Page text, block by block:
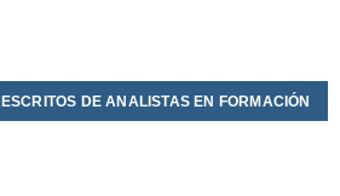
ESCRITOS DE ANALISTAS EN FORMACIÓN